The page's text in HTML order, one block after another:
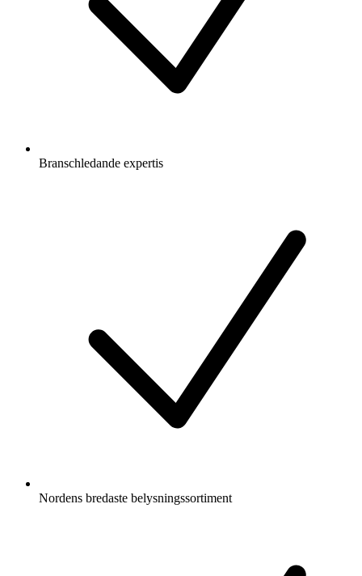
Branschledande expertis
Nordens bredaste belysningssortiment